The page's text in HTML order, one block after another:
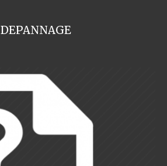
DEPANNAGE